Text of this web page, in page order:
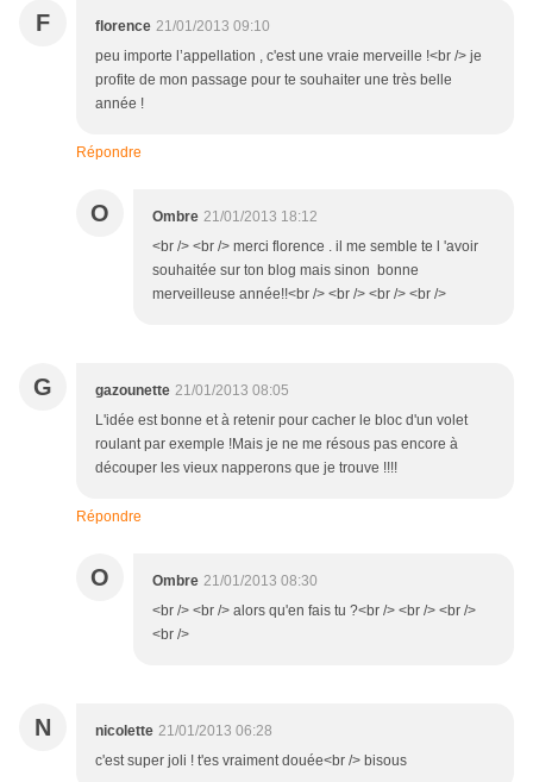
F florence 21/01/2013 09:10
peu importe l’appellation , c'est une vraie merveille !<br /> je
profite de mon passage pour te souhaiter une très belle
année !
Répondre
O Ombre 21/01/2013 18:12
<br /> <br /> merci florence . il me semble te l 'avoir
souhaitée sur ton blog mais sinon bonne
merveilleuse année!!<br /> <br /> <br /> <br />
G gazounette 21/01/2013 08:05
L'idée est bonne et à retenir pour cacher le bloc d'un volet
roulant par exemple !Mais je ne me résous pas encore à
découper les vieux napperons que je trouve !!!!
Répondre
O Ombre 21/01/2013 08:30
<br /> <br /> alors qu'en fais tu ?<br /> <br /> <br />
<br />
N nicolette 21/01/2013 06:28
c'est super joli ! t'es vraiment douée<br /> bisous